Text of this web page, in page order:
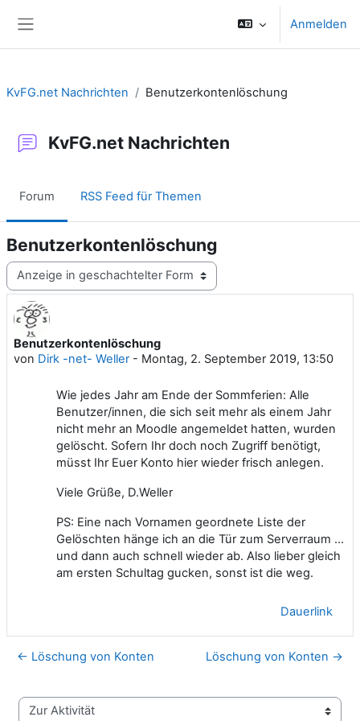
Anmelden
KvFG.net Nachrichten Benutzerkontenlöschung
KvFG.net Nachrichten
Forum RSS Feed für Themen
Benutzerkontenlöschung
Anzeigemodus
Benutzerkontenlöschung
von Dirk -net- Weller- Montag, 2. September 2019, 13:50
Anzahl Antworten: 0
Wie jedes Jahr am Ende der Sommferien: Alle
Benutzer/innen, die sich seit mehr als einem Jahr
nicht mehr an Moodle angemeldet hatten, wurden
gelöscht. Sofern Ihr doch noch Zugriff benötigt,
müsst Ihr Euer Konto hier wieder frisch anlegen.
Viele Grüße, D.Weller
PS: Eine nach Vornamen geordnete Liste der
Gelöschten hänge ich an die Tür zum Serverraum ...
und dann auch schnell wieder ab. Also lieber gleich
am ersten Schultag gucken, sonst ist die weg.
Dauerlink
← Löschung von Konten Löschung von Konten →
Zur Aktivität